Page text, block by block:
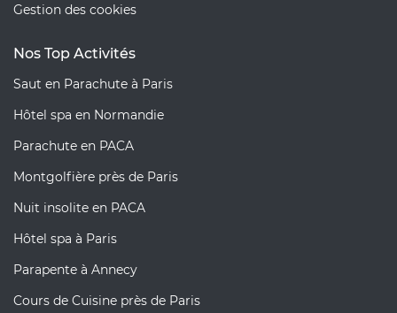
Gestion des cookies
Nos Top Activités
Saut en Parachute à Paris
Hôtel spa en Normandie
Parachute en PACA
Montgolfière près de Paris
Nuit insolite en PACA
Hôtel spa à Paris
Parapente à Annecy
Cours de Cuisine près de Paris